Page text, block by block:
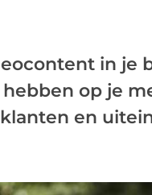
in je
op je
en